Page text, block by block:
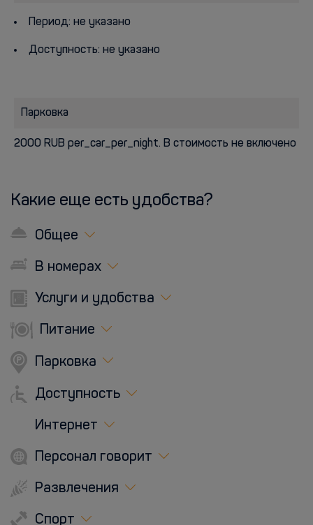
Период: не указано
Доступность: не указано
Парковка
2000 RUB per_car_per_night. В стоимость не включено
Какие еще есть удобства?
Общее
В номерах
Услуги и удобства
Питание
Парковка
Доступность
Интернет
Персонал говорит
Развлечения
Спорт